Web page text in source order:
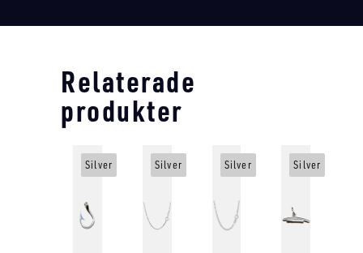
Relaterade
produkter
Silver Silver Silver Silver